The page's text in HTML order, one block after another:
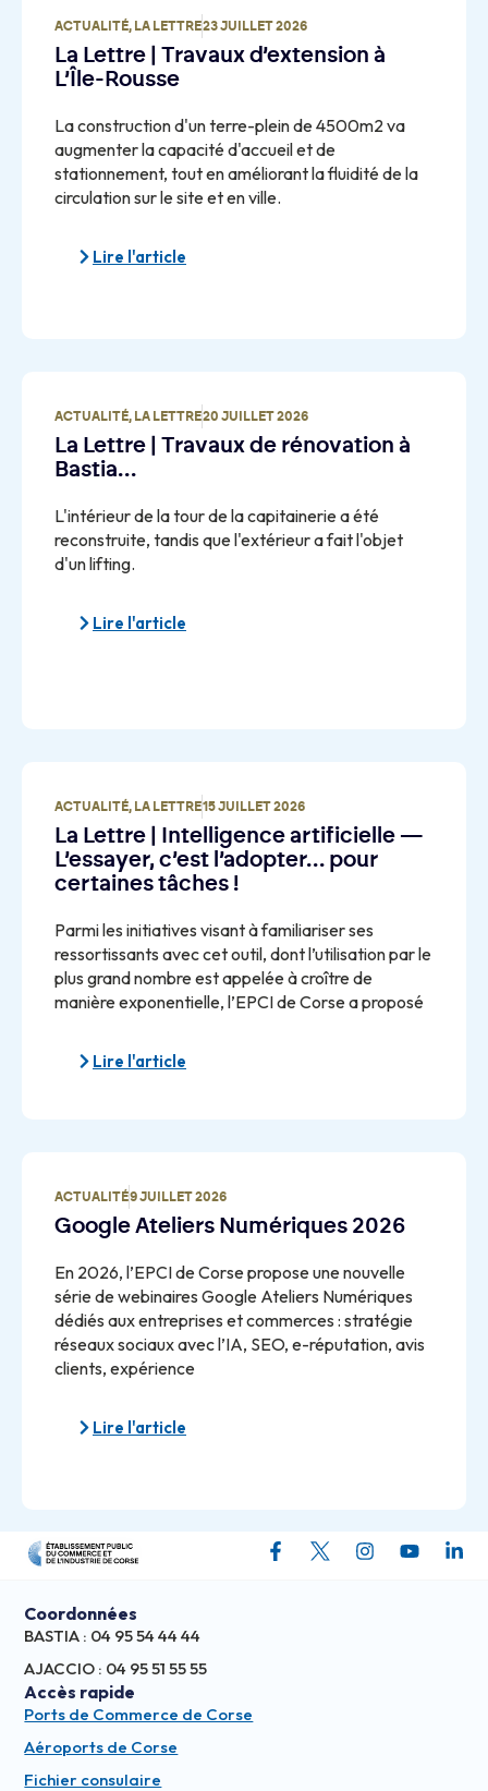
ACTUALITÉ, LA LETTRE23 JUILLET 2026
La Lettre | Travaux d’extension à
L’Île-Rousse
La construction d'un terre-plein de 4500m2 va
augmenter la capacité d'accueil et de
stationnement, tout en améliorant la fluidité de la
circulation sur le site et en ville.
Lire l'article
ACTUALITÉ, LA LETTRE20 JUILLET 2026
La Lettre | Travaux de rénovation à
Bastia…
L'intérieur de la tour de la capitainerie a été
reconstruite, tandis que l'extérieur a fait l'objet
d'un lifting.
Lire l'article
ACTUALITÉ, LA LETTRE15 JUILLET 2026
La Lettre | Intelligence artificielle —
L’essayer, c’est l’adopter… pour
certaines tâches !
Parmi les initiatives visant à familiariser ses
ressortissants avec cet outil, dont l’utilisation par le
plus grand nombre est appelée à croître de
manière exponentielle, l’EPCI de Corse a proposé
Lire l'article
ACTUALITÉ9 JUILLET 2026
Google Ateliers Numériques 2026
En 2026, l’EPCI de Corse propose une nouvelle
série de webinaires Google Ateliers Numériques
dédiés aux entreprises et commerces : stratégie
réseaux sociaux avec l’IA, SEO, e-réputation, avis
clients, expérience
Lire l'article
Coordonnées
BASTIA : 04 95 54 44 44
AJACCIO : 04 95 51 55 55
Accès rapide
Ports de Commerce de Corse
Aéroports de Corse
Fichier consulaire